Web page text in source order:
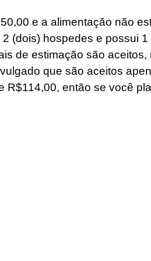
e a alimentação não
(dois) hospedes e possui
de estimação são aceitos,
que são aceitos
R$114,00, então se você